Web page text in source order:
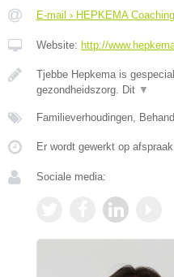
E-mail › HEPKEMA
Website: http://
Tjebbe Hepkema is
gezondheidszorg. Dit ▼
Familieverhoudingen,
Er wordt gewerkt op
Sociale media: